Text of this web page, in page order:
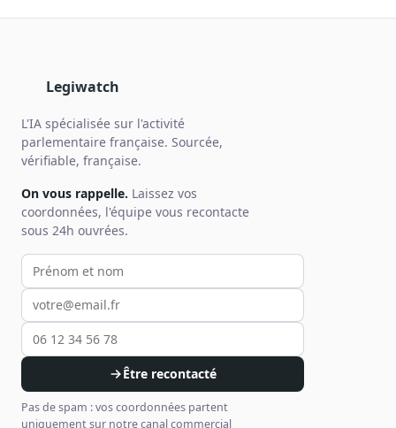
Legiwatch
L'IA spécialisée sur l'activité
parlementaire française. Sourcée,
vérifiable, française.
On vous rappelle. Laissez vos
coordonnées, l'équipe vous recontacte
sous 24h ouvrées.
Votre prénom et nom
Votre email
Votre téléphone
Être recontacté
Pas de spam : vos coordonnées partent
uniquement sur notre canal commercial